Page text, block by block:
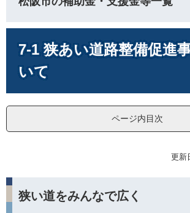
へ
7-1 狭あい道路整備促進
いて
ページ内目次
更新
狭い道をみんなで広く